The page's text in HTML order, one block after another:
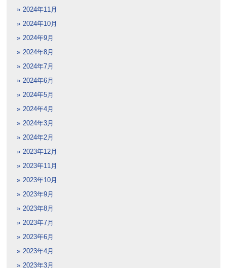
2024年11月
2024年10月
2024年9月
2024年8月
2024年7月
2024年6月
2024年5月
2024年4月
2024年3月
2024年2月
2023年12月
2023年11月
2023年10月
2023年9月
2023年8月
2023年7月
2023年6月
2023年4月
2023年3月